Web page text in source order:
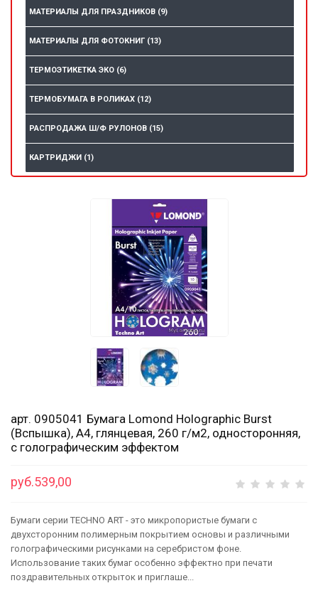
МАТЕРИАЛЫ ДЛЯ ПРАЗДНИКОВ (9)
МАТЕРИАЛЫ ДЛЯ ФОТОКНИГ (13)
ТЕРМОЭТИКЕТКА ЭКО (6)
ТЕРМОБУМАГА В РОЛИКАХ (12)
РАСПРОДАЖА Ш/Ф РУЛОНОВ (15)
КАРТРИДЖИ (1)
арт. 0905041 Бумага Lomond Holographic Burst
(Вспышка), А4, глянцевая, 260 г/м2, односторонняя,
с голографическим эффектом
руб.539,00
Бумаги серии TECHNO ART - это микропористые бумаги c
двухсторонним полимерным покрытием основы и различными
голографическими рисунками на серебристом фоне.
Использование таких бумаг особенно эффектно при печати
поздравительных открыток и приглаше...